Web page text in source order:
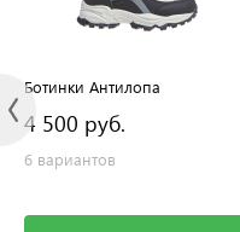
Ботинки Антилопа
4 500 руб.
6 вариантов